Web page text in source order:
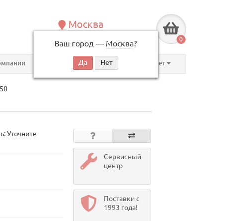
Москва
Ваш город — Москва?
по будням, с 09:00 до 18:00
0
Контакты Личный кабинет
Уточните
Сервисный
центр
Поставки с
1993 года!